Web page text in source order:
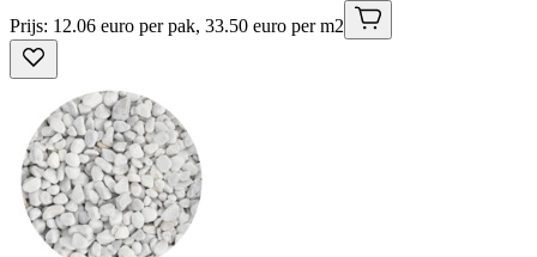
Prijs: 12.06 euro per pak, 33.50 euro per m2